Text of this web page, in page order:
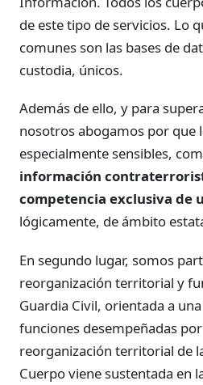
de este tipo de servicios. Lo
comunes son las bases de
custodia, únicos.
Además de ello, y para
nosotros abogamos por que
especialmente sensibles,
información
competencia exclusiva de
lógicamente, de ámbito
En segundo lugar, somos
reorganización territorial y
Guardia Civil, orientada a
funciones desempeñadas
reorganización territorial de
Cuerpo viene sustentada en